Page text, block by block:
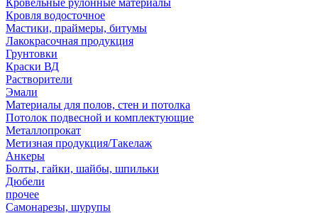
Кровельные рулонные материалы
Кровля водосточное
Мастики, праймеры, битумы
Лакокрасочная продукция
Грунтовки
Краски ВД
Растворители
Эмали
Материалы для полов, стен и потолка
Потолок подвесной и комплектующие
Металлопрокат
Метизная продукция/Такелаж
Анкеры
Болты, гайки, шайбы, шпильки
Дюбели
прочее
Самонарезы, шурупы